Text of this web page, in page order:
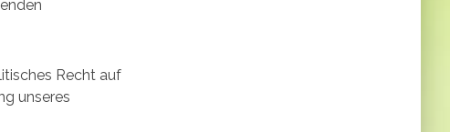
Recht auf
unseres